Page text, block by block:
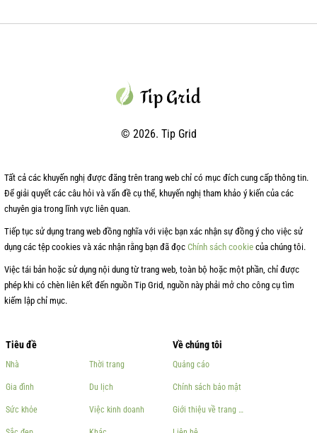
© 2026. Tip Grid
Tiêu đề
Nhà
Gia đình
Sức khỏe
Thời trang
Du lịch
Việc kinh doanh
Về chúng tôi
Quảng cáo
Chính sách bảo mật
Giới thiệu về trang web
Tất cả các khuyến nghị được đăng trên trang web chỉ có mục đích cung cấp thông tin.
Để giải quyết các câu hỏi và vấn đề cụ thể, khuyến nghị tham khảo ý kiến của các
chuyên gia trong lĩnh vực liên quan.
Tiếp tục sử dụng trang web đồng nghĩa với việc bạn xác nhận sự đồng ý cho việc sử
dụng các tệp cookies và xác nhận rằng bạn đã đọc Chính sách cookie của chúng tôi.
Việc tái bản hoặc sử dụng nội dung từ trang web, toàn bộ hoặc một phần, chỉ được
phép khi có chèn liên kết đến nguồn Tip Grid, nguồn này phải mở cho công cụ tìm
kiếm lập chỉ mục.